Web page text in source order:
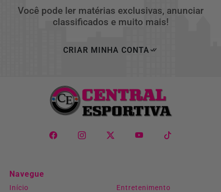
Você pode ler matérias exclusivas, anunciar
classificados e muito mais!
CRIAR MINHA CONTA
Navegue
Início
Entretenimento